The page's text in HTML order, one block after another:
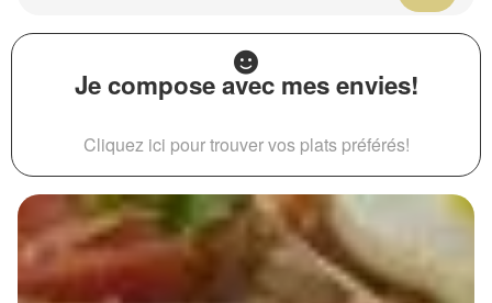
Je compose avec mes envies!
Cliquez ici pour trouver vos plats préférés!